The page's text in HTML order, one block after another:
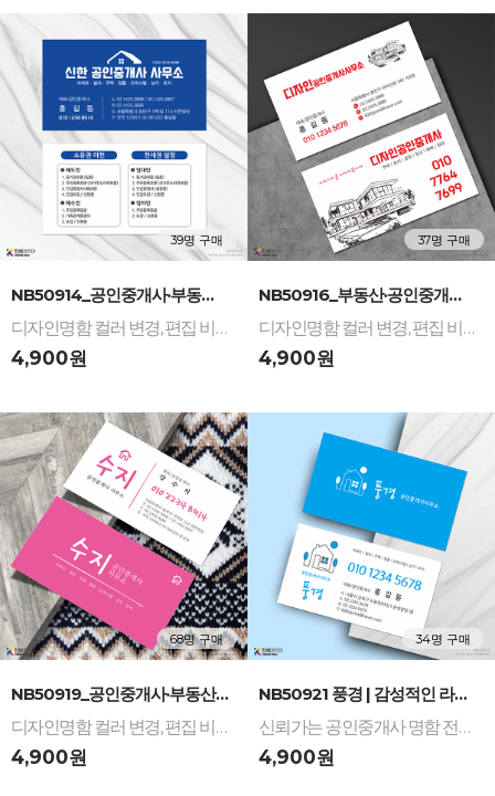
39명 구매
NB50914_공인중개사·부동산 사무소 디자인명함...
디자인명함 컬러 변경, 편집 비용 무료 / 다양한 명함 재질 인쇄 제작
4,900원
37명 구매
NB50916_부동산·공인중개사 디자인명함: 건축 ...
디자인명함 컬러 변경, 편집 비용 무료 / 다양한 명함 재질 인쇄 제작
4,900원
68명 구매
NB50919_공인중개사·부동산 디자인명함: 손글씨...
디자인명함 컬러 변경, 편집 비용 무료 / 다양한 명함 재질 인쇄 제작
4,900원
34명 구매
NB50921 풍경 | 감성적인 라인 일러스트 공인...
신뢰가는 공인중개사 명함 전문 디자인 / 편안한 감성 라인 일러스트 / 세련된 스카이 블루 명함
4,900원